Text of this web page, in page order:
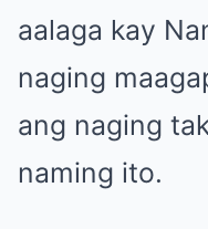
aalaga kay
naging
ang naging
naming ito.